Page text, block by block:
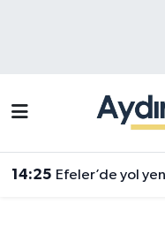
14:25 Efeler’de yol yenileme
Efeler Trafik
Süper Lig Puan